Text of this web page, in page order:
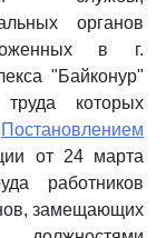
органов
в г.
"Байконур"
которых
Постановлением
от 24 марта
работников
замещающих